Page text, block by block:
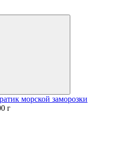
морской заморозки
г